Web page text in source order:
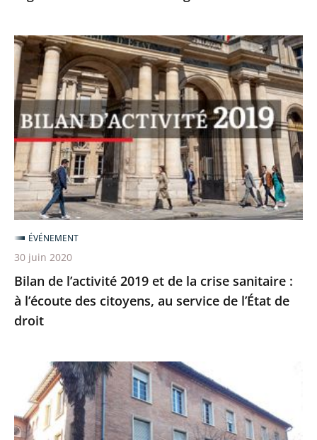
Bilan
de
l’activité
2019
et
de
la
crise
sanitaire
:
à
l’écoute
des
citoyens,
au
l’État
droit
Bilan de l’activité 2019 et de la crise sanitaire :
à l’écoute des citoyens, au service de l’État de
droit
ÉVÉNEMENT
30 juin 2020
Création
d’une
neuvième
cour